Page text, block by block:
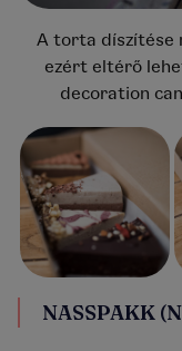
A torta díszítése
ezért eltérő
decoration
NASSPAKK